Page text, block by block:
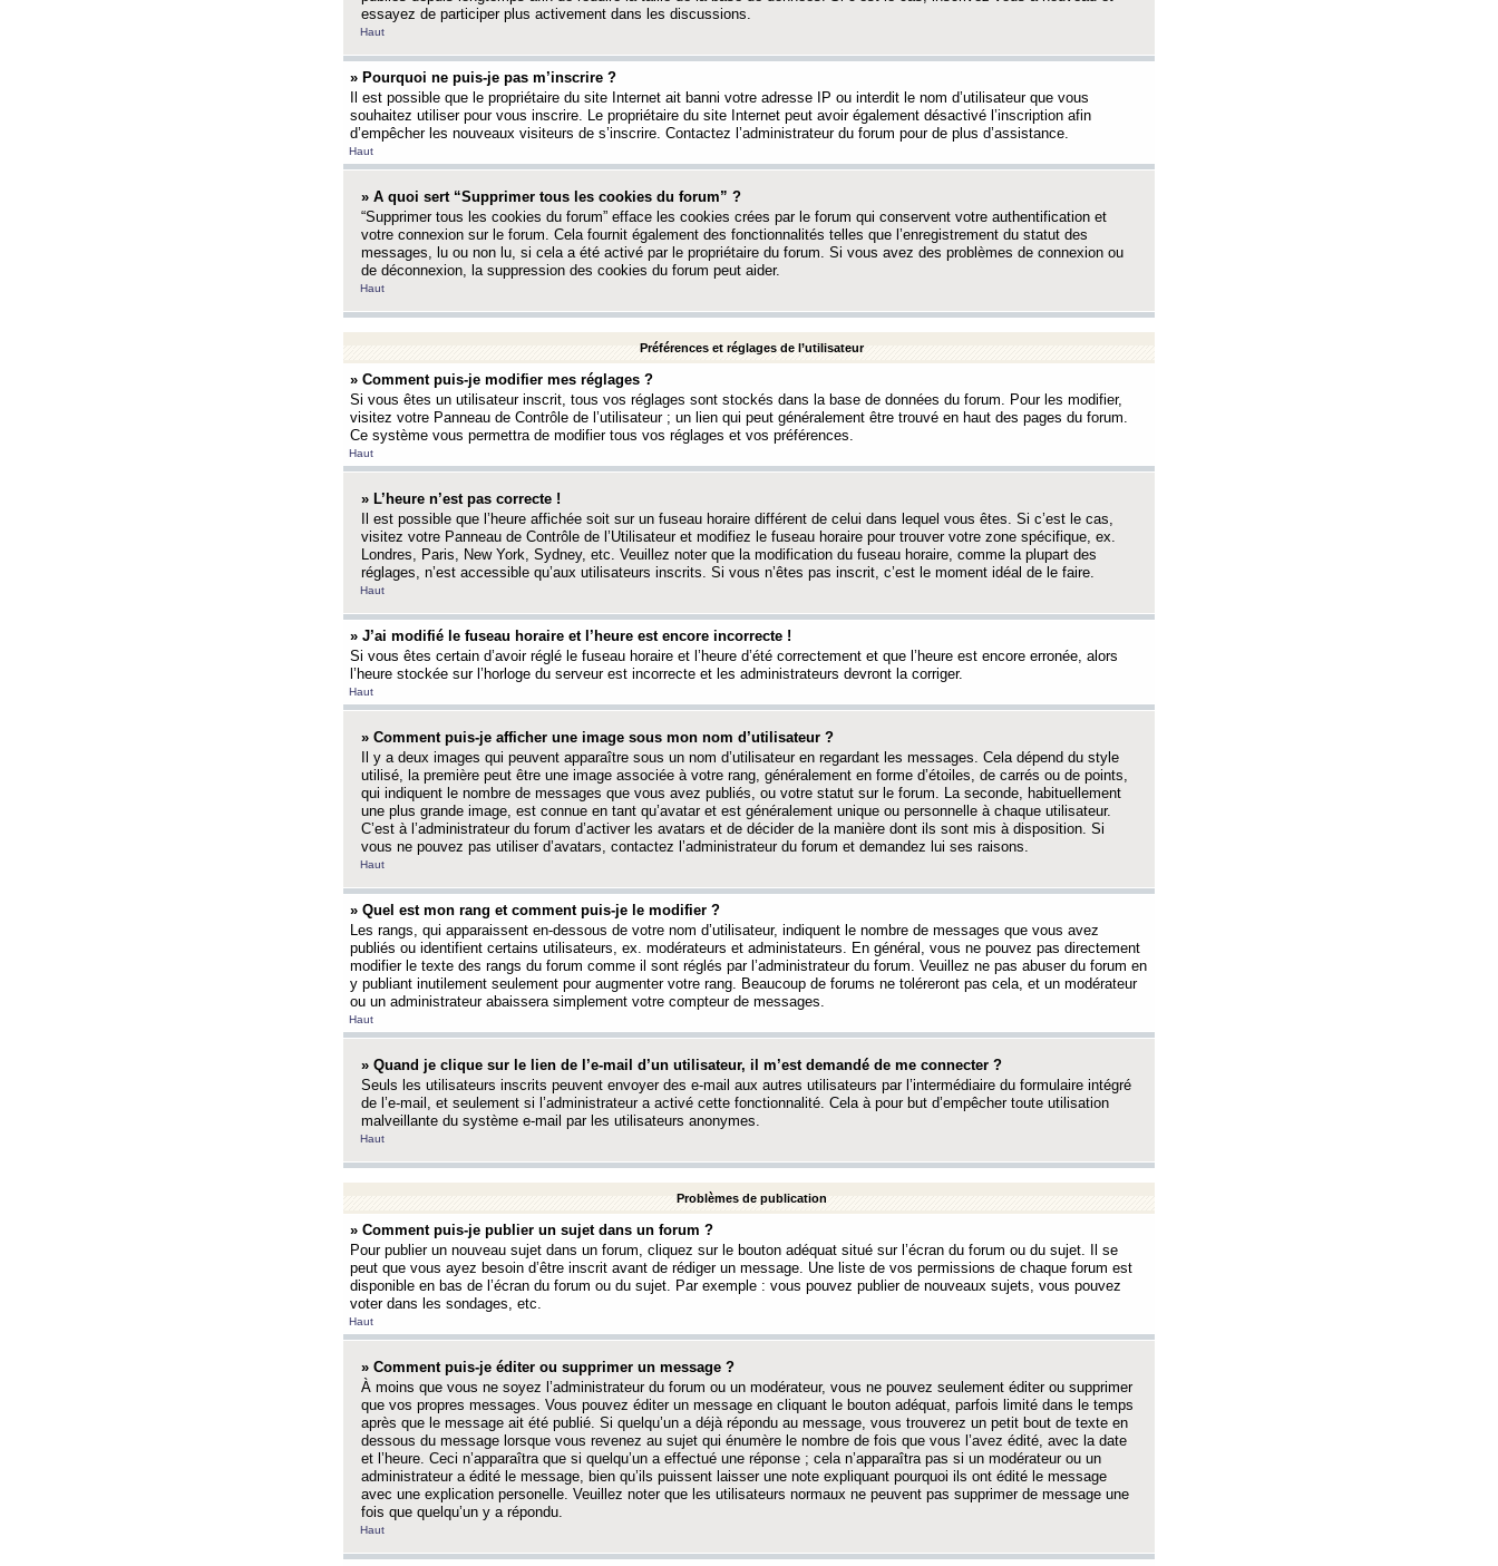
essayez de participer plus activement dans les discussions.
Haut
» Pourquoi ne puis-je pas m’inscrire ?
Il est possible que le propriétaire du site Internet ait banni votre adresse IP ou interdit le nom d’utilisateur que vous
souhaitez utiliser pour vous inscrire. Le propriétaire du site Internet peut avoir également désactivé l’inscription afin
d’empêcher les nouveaux visiteurs de s’inscrire. Contactez l’administrateur du forum pour de plus d’assistance.
Haut
» A quoi sert “Supprimer tous les cookies du forum” ?
“Supprimer tous les cookies du forum” efface les cookies crées par le forum qui conservent votre authentification et
votre connexion sur le forum. Cela fournit également des fonctionnalités telles que l’enregistrement du statut des
messages, lu ou non lu, si cela a été activé par le propriétaire du forum. Si vous avez des problèmes de connexion ou
de déconnexion, la suppression des cookies du forum peut aider.
Haut
Préférences et réglages de l’utilisateur
» Comment puis-je modifier mes réglages ?
Si vous êtes un utilisateur inscrit, tous vos réglages sont stockés dans la base de données du forum. Pour les modifier,
visitez votre Panneau de Contrôle de l’utilisateur ; un lien qui peut généralement être trouvé en haut des pages du forum.
Ce système vous permettra de modifier tous vos réglages et vos préférences.
Haut
» L’heure n’est pas correcte !
Il est possible que l’heure affichée soit sur un fuseau horaire différent de celui dans lequel vous êtes. Si c’est le cas,
visitez votre Panneau de Contrôle de l’Utilisateur et modifiez le fuseau horaire pour trouver votre zone spécifique, ex.
Londres, Paris, New York, Sydney, etc. Veuillez noter que la modification du fuseau horaire, comme la plupart des
réglages, n’est accessible qu’aux utilisateurs inscrits. Si vous n’êtes pas inscrit, c’est le moment idéal de le faire.
Haut
» J’ai modifié le fuseau horaire et l’heure est encore incorrecte !
Si vous êtes certain d’avoir réglé le fuseau horaire et l’heure d’été correctement et que l’heure est encore erronée, alors
l’heure stockée sur l’horloge du serveur est incorrecte et les administrateurs devront la corriger.
Haut
» Comment puis-je afficher une image sous mon nom d’utilisateur ?
Il y a deux images qui peuvent apparaître sous un nom d’utilisateur en regardant les messages. Cela dépend du style
utilisé, la première peut être une image associée à votre rang, généralement en forme d’étoiles, de carrés ou de points,
qui indiquent le nombre de messages que vous avez publiés, ou votre statut sur le forum. La seconde, habituellement
une plus grande image, est connue en tant qu’avatar et est généralement unique ou personnelle à chaque utilisateur.
C’est à l’administrateur du forum d’activer les avatars et de décider de la manière dont ils sont mis à disposition. Si
vous ne pouvez pas utiliser d’avatars, contactez l’administrateur du forum et demandez lui ses raisons.
Haut
» Quel est mon rang et comment puis-je le modifier ?
Les rangs, qui apparaissent en-dessous de votre nom d’utilisateur, indiquent le nombre de messages que vous avez
publiés ou identifient certains utilisateurs, ex. modérateurs et administateurs. En général, vous ne pouvez pas directement
modifier le texte des rangs du forum comme il sont réglés par l’administrateur du forum. Veuillez ne pas abuser du forum en
y publiant inutilement seulement pour augmenter votre rang. Beaucoup de forums ne toléreront pas cela, et un modérateur
ou un administrateur abaissera simplement votre compteur de messages.
Haut
» Quand je clique sur le lien de l’e-mail d’un utilisateur, il m’est demandé de me connecter ?
Seuls les utilisateurs inscrits peuvent envoyer des e-mail aux autres utilisateurs par l’intermédiaire du formulaire intégré
de l’e-mail, et seulement si l’administrateur a activé cette fonctionnalité. Cela à pour but d’empêcher toute utilisation
malveillante du système e-mail par les utilisateurs anonymes.
Haut
Problèmes de publication
» Comment puis-je publier un sujet dans un forum ?
Pour publier un nouveau sujet dans un forum, cliquez sur le bouton adéquat situé sur l’écran du forum ou du sujet. Il se
peut que vous ayez besoin d’être inscrit avant de rédiger un message. Une liste de vos permissions de chaque forum est
disponible en bas de l’écran du forum ou du sujet. Par exemple : vous pouvez publier de nouveaux sujets, vous pouvez
voter dans les sondages, etc.
Haut
» Comment puis-je éditer ou supprimer un message ?
À moins que vous ne soyez l’administrateur du forum ou un modérateur, vous ne pouvez seulement éditer ou supprimer
que vos propres messages. Vous pouvez éditer un message en cliquant le bouton adéquat, parfois limité dans le temps
après que le message ait été publié. Si quelqu’un a déjà répondu au message, vous trouverez un petit bout de texte en
dessous du message lorsque vous revenez au sujet qui énumère le nombre de fois que vous l’avez édité, avec la date
et l’heure. Ceci n’apparaîtra que si quelqu’un a effectué une réponse ; cela n’apparaîtra pas si un modérateur ou un
administrateur a édité le message, bien qu’ils puissent laisser une note expliquant pourquoi ils ont édité le message
avec une explication personelle. Veuillez noter que les utilisateurs normaux ne peuvent pas supprimer de message une
fois que quelqu’un y a répondu.
Haut